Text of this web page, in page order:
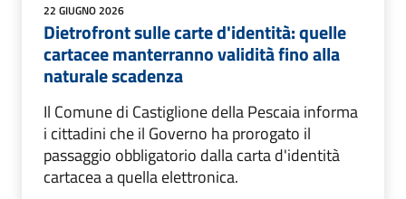
22 GIUGNO 2026
Dietrofront sulle carte d'identità: quelle
cartacee manterranno validità fino alla
naturale scadenza
Il Comune di Castiglione della Pescaia informa
i cittadini che il Governo ha prorogato il
passaggio obbligatorio dalla carta d'identità
cartacea a quella elettronica.